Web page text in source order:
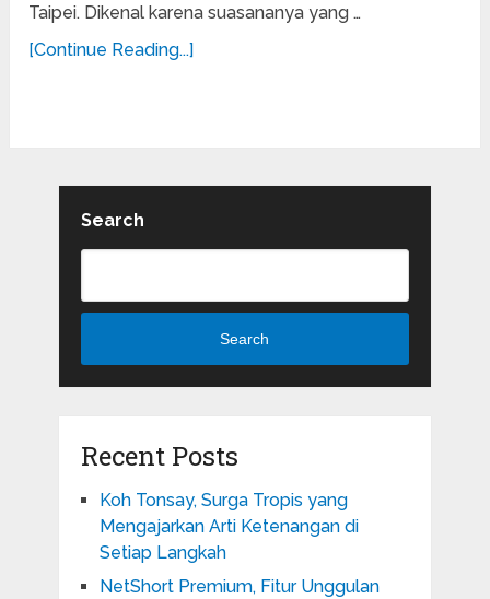
Taipei. Dikenal karena suasananya yang …
[Continue Reading...]
Search
Search
Recent Posts
Koh Tonsay, Surga Tropis yang
Mengajarkan Arti Ketenangan di
Setiap Langkah
NetShort Premium, Fitur Unggulan